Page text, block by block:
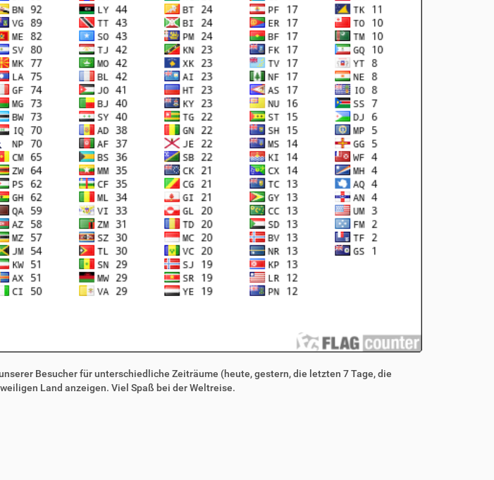
Besucher für unterschiedliche Zeiträume (heute, gestern, die letzten 7 Tage, die
Land anzeigen. Viel Spaß bei der Weltreise.